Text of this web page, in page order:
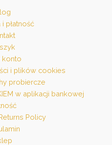
płatność
konto
i plików cookies
probiercze
w aplikacji bankowej
Policy